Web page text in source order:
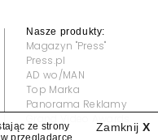
Nasze produkty:
Magazyn "Press"
Press.pl
AD wo/MAN
Top Marka
Panorama Reklamy
Zamknij X
ze strony
przeglądarce